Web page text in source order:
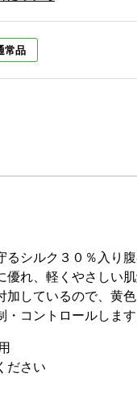
常品
シルク３０％入り腹
れ、軽くやさしい肌
加しているので、黄
コントロールします
ださい